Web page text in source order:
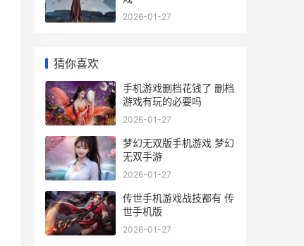
2026-01-27
猜你喜欢
手机游戏删档花钱了 删档
游戏有玩的必要吗
2026-01-27
梦幻无双版手机游戏 梦幻
无双手游
2026-01-27
传世手机游戏战技都有 传
世手机版
2026-01-27